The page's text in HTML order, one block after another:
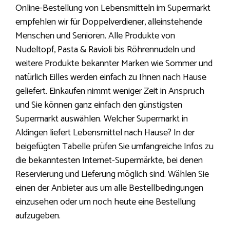
Online-Bestellung von Lebensmitteln im Supermarkt
empfehlen wir für Doppelverdiener, alleinstehende
Menschen und Senioren. Alle Produkte von
Nudeltopf, Pasta & Ravioli bis Röhrennudeln und
weitere Produkte bekannter Marken wie Sommer und
natürlich Eilles werden einfach zu Ihnen nach Hause
geliefert. Einkaufen nimmt weniger Zeit in Anspruch
und Sie können ganz einfach den günstigsten
Supermarkt auswählen. Welcher Supermarkt in
Aldingen liefert Lebensmittel nach Hause? In der
beigefügten Tabelle prüfen Sie umfangreiche Infos zu
die bekanntesten Internet-Supermärkte, bei denen
Reservierung und Lieferung möglich sind. Wählen Sie
einen der Anbieter aus um alle Bestellbedingungen
einzusehen oder um noch heute eine Bestellung
aufzugeben.